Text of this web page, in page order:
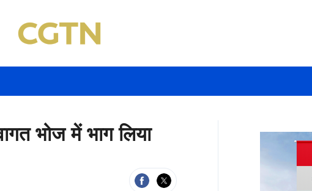
भोज में भाग लिया